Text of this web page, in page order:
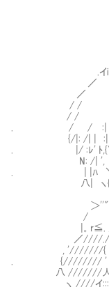
イi〔
.イi
／
/ /
/ / ‐/-
. / / :| / |
{/|: /| | :| :/
. |/ :ﾚ' ﾄ
N: /| ',
. | |ﾊ ＼
八| ヽ{ヽ,＞┐
从､
＞''"~/::::
/ /／ |:
|。r≦.
／////./
, '///////{
. {//////// '
八 ///////人
ヽ ////イ:::::::`